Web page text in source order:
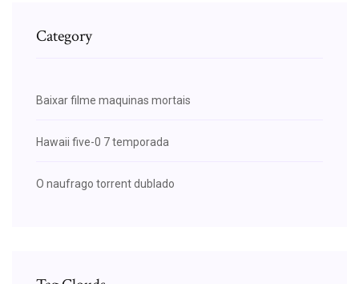
Category
Baixar filme maquinas mortais
Hawaii five-0 7 temporada
O naufrago torrent dublado